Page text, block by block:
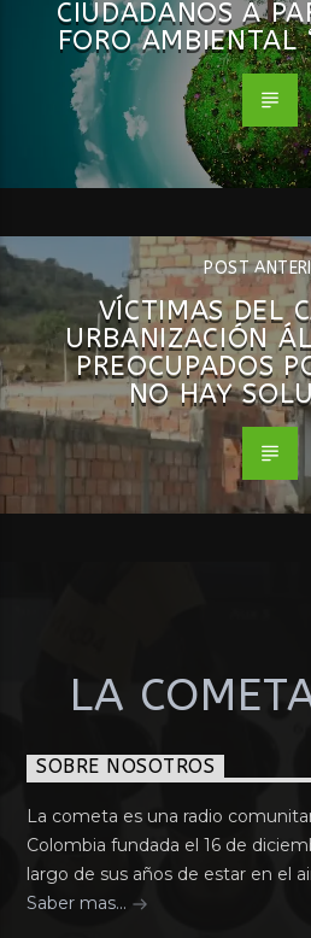
CIUDADANOS A
FORO AMBIENTAL
POST
VÍCTIMAS DEL
URBANIZACIÓN
PREOCUPADOS
NO HAY
LA
SOBRE NOSOTROS
La cometa es una radio
Colombia fundada el 16 de
largo de sus años de estar en el
Saber mas...